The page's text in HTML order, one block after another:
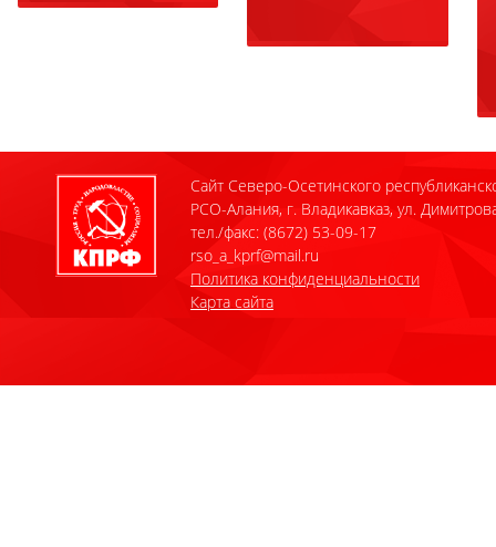
Сайт Северо-Осетинского
РСО-Алания, г. Владикавказ, ул.
тел./факс: (8672) 53-09-17
rso_a_kprf@mail.ru
Политика конфиденциальности
Карта сайта